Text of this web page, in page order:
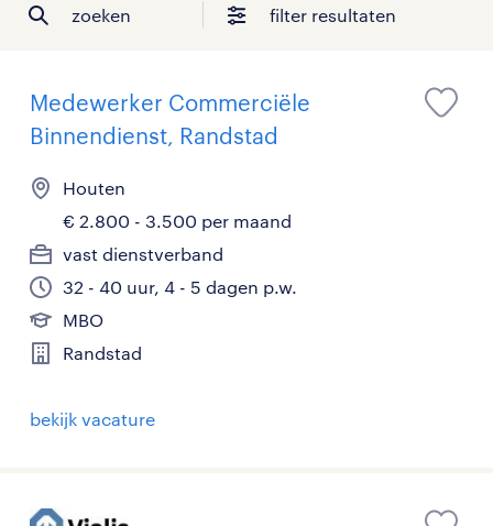
zoeken filter resultaten
Medewerker Commerciële
Binnendienst, Randstad
Houten
€ 2.800 - 3.500 per maand
vast dienstverband
32 - 40 uur, 4 - 5 dagen p.w.
MBO
Randstad
bekijk vacature